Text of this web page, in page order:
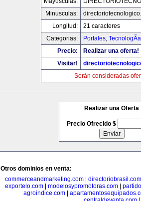
Minusculas:
Longitud:
21 caracteres
Categorias:
Portales, TecnologÃ­a
Precio:
Realizar una oferta!
Visitar!
Serán consideradas
Realizar una Oferta
Precio Ofrecido $
Otros dominios en venta:
commerceandmarketing.com| directoriobrasil.com
exportelo.com
modelosypromotoras.com
agroindice.com